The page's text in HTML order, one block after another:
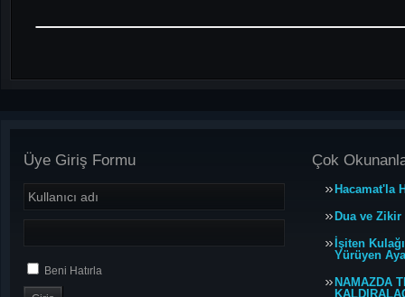
Üye Giriş Formu
Beni Hatırla
Çok
Hacamat'la
Dua ve
İşiten
Yürüyen
NAMAZDA